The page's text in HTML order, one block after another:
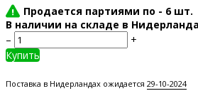
Продается партиями по - 6 шт.
В наличии на складе в
–
+
Купить
Поставка в Нидерландах ожидается 29-10-2024